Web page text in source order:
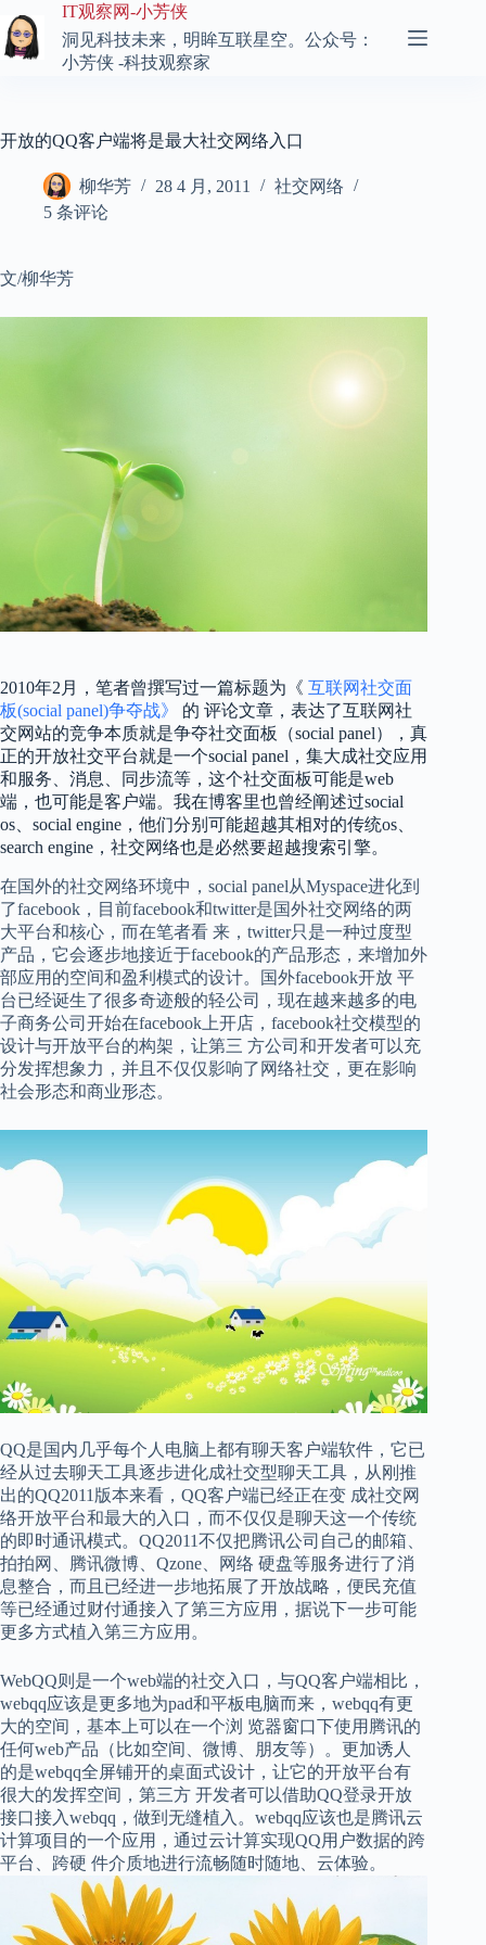
至
内
IT观察网-小芳侠
洞见科技未来，明眸互联星空。公众号：
小芳侠 -科技观察家
开放的QQ客户端将是最大社交网络入口
柳华芳 28 4 月, 2011
社交网络
5 条评论
文/柳华芳
2010年2月，笔者曾撰写过一篇标题为《 互联网社交面
板(social panel)争夺战》 的 评论文章，表达了互联网社
交网站的竞争本质就是争夺社交面板（social panel），真
正的开放社交平台就是一个social panel，集大成社交应用
和服务、消息、同步流等，这个社交面板可能是web
端，也可能是客户端。我在博客里也曾经阐述过social
os、social engine，他们分别可能超越其相对的传统os、
search engine，社交网络也是必然要超越搜索引擎。
在国外的社交网络环境中，social panel从Myspace进化到
了facebook，目前facebook和twitter是国外社交网络的两
大平台和核心，而在笔者看 来，twitter只是一种过度型
产品，它会逐步地接近于facebook的产品形态，来增加外
部应用的空间和盈利模式的设计。国外facebook开放 平
台已经诞生了很多奇迹般的轻公司，现在越来越多的电
子商务公司开始在facebook上开店，facebook社交模型的
设计与开放平台的构架，让第三 方公司和开发者可以充
分发挥想象力，并且不仅仅影响了网络社交，更在影响
社会形态和商业形态。
QQ是国内几乎每个人电脑上都有聊天客户端软件，它已
经从过去聊天工具逐步进化成社交型聊天工具，从刚推
出的QQ2011版本来看，QQ客户端已经正在变 成社交网
络开放平台和最大的入口，而不仅仅是聊天这一个传统
的即时通讯模式。QQ2011不仅把腾讯公司自己的邮箱、
拍拍网、腾讯微博、Qzone、网络 硬盘等服务进行了消
息整合，而且已经进一步地拓展了开放战略，便民充值
等已经通过财付通接入了第三方应用，据说下一步可能
更多方式植入第三方应用。
WebQQ则是一个web端的社交入口，与QQ客户端相比，
webqq应该是更多地为pad和平板电脑而来，webqq有更
大的空间，基本上可以在一个浏 览器窗口下使用腾讯的
任何web产品（比如空间、微博、朋友等）。更加诱人
的是webqq全屏铺开的桌面式设计，让它的开放平台有
很大的发挥空间，第三方 开发者可以借助QQ登录开放
接口接入webqq，做到无缝植入。webqq应该也是腾讯云
计算项目的一个应用，通过云计算实现QQ用户数据的跨
平台、跨硬 件介质地进行流畅随时随地、云体验。